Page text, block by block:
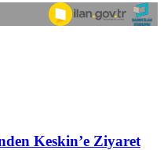
Keskin’e Ziyaret